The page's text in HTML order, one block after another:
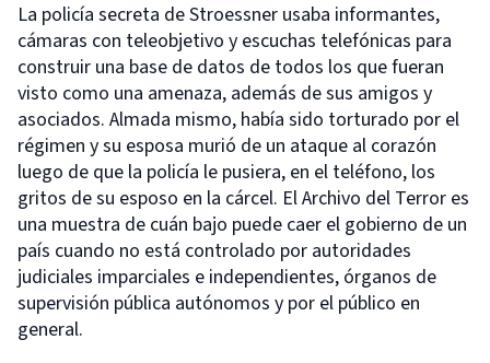
La policía secreta de Stroessner usaba informantes,
cámaras con teleobjetivo y escuchas telefónicas para
construir una base de datos de todos los que fueran
visto como una amenaza, además de sus amigos y
asociados. Almada mismo, había sido torturado por el
régimen y su esposa murió de un ataque al corazón
luego de que la policía le pusiera, en el teléfono, los
gritos de su esposo en la cárcel. El Archivo del Terror es
una muestra de cuán bajo puede caer el gobierno de un
país cuando no está controlado por autoridades
judiciales imparciales e independientes, órganos de
supervisión pública autónomos y por el público en
general.